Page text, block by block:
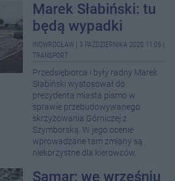
Marek Słabiński: tu
będą wypadki
INOWROCŁAW 3 PAŹDZIERNIKA 2020 11:05
TRANSPORT
Przedsiębiorca i były radny Marek
Słabiński wystosował do
prezydenta miasta pismo w
sprawie przebudowywanego
skrzyżowania Górniczej z
Szymborską. W jego ocenie
wprowadzane tam zmiany są
niekorzystne dla kierowców.
Samar: we wrześniu